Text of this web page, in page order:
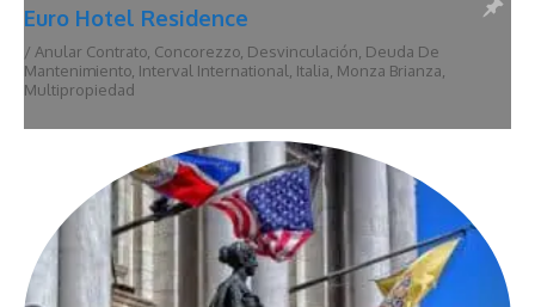
Euro Hotel Residence
/ Anular Contrato, Concorezzo, Desvinculación, Deuda De
Mantenimiento, Interval International, Italia, Monza Brianza,
Multipropiedad